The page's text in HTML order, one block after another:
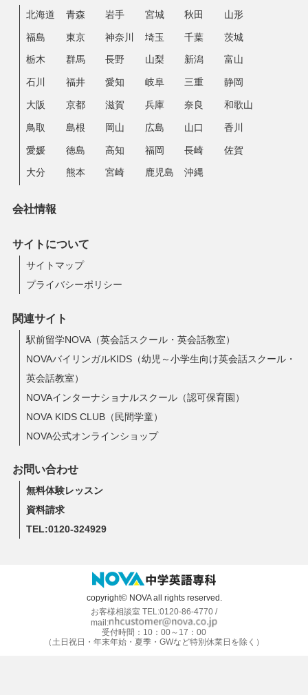
北海道 青森 岩手 宮城 秋田 山形
福島 東京 神奈川 埼玉 千葉 茨城
栃木 群馬 長野 山梨 新潟 富山
石川 福井 愛知 岐阜 三重 静岡
大阪 京都 滋賀 兵庫 奈良 和歌山
鳥取 島根 岡山 広島 山口 香川
愛媛 徳島 高知 福岡 長崎 佐賀
大分 熊本 宮崎 鹿児島 沖縄
会社情報
サイトについて
サイトマップ
プライバシーポリシー
関連サイト
駅前留学NOVA（英会話スクール・英会話教室）
NOVAバイリンガルKIDS（幼児～小学生向け英会話スクール・
英会話教室）
NOVAインターナショナルスクール（認可保育園）
NOVA KIDS CLUB（民間学童）
NOVA公式オンラインショップ
お問い合わせ
無料体験レッスン
資料請求
TEL:0120-324929
copyright© NOVA all rights reserved.
お客様相談室 TEL:0120-86-4770 /
mail:
受付時間：10：00～17：00
（土日祝日・年末年始・夏季・GWなど特別休業日を除く）